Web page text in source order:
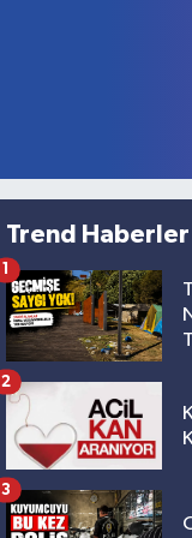
Trend Haberler
1
2
3